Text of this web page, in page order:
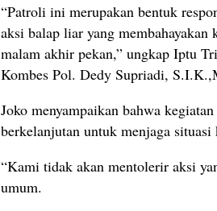
“Patroli ini merupakan bentuk
aksi balap liar yang membahayakan
malam akhir pekan,” ungkap Iptu
Kombes Pol. Dedy Supriadi,
Joko menyampaikan bahwa
berkelanjutan untuk menjaga
“Kami tidak akan mentolerir aksi
umum.